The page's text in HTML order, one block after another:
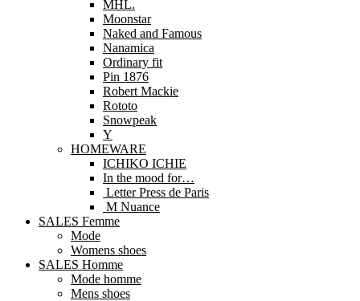
MHL.
Moonstar
Naked and Famous
Nanamica
Ordinary fit
Pin 1876
Robert Mackie
Rototo
Snowpeak
Y
HOMEWARE
ICHIKO ICHIE
In the mood for…
Letter Press de Paris
M Nuance
SALES Femme
Mode
Womens shoes
SALES Homme
Mode homme
Mens shoes